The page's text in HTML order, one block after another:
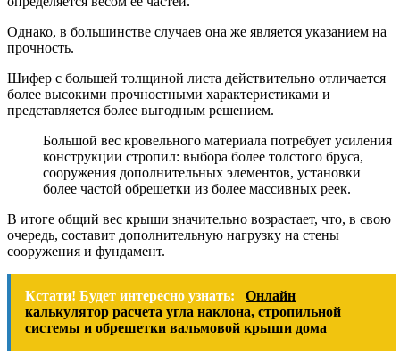
Однако, в большинстве случаев она же является указанием на
прочность.
Шифер с большей толщиной листа действительно отличается
более высокими прочностными характеристиками и
представляется более выгодным решением.
Большой вес кровельного материала потребует усиления
конструкции стропил: выбора более толстого бруса,
сооружения дополнительных элементов, установки
более частой обрешетки из более массивных реек.
В итоге общий вес крыши значительно возрастает, что, в свою
очередь, составит дополнительную нагрузку на стены
сооружения и фундамент.
Кстати! Будет интересно узнать:
Онлайн
калькулятор расчета угла наклона, стропильной
системы и обрешетки вальмовой крыши дома